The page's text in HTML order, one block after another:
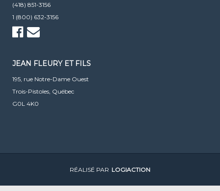
(418) 851-3156
1 (800) 632-3156
JEAN FLEURY ET FILS
195, rue Notre-Dame Ouest
Trois-Pistoles, Québec
G0L 4K0
RÉALISÉ PAR LOGIACTION